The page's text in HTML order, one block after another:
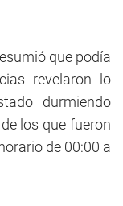
que podía
revelaron lo
durmiendo
los que fueron
de 00:00 a